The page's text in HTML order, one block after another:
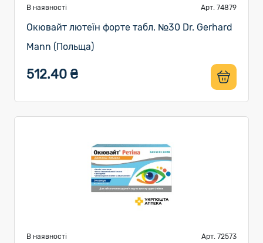
В наявності Арт. 74879
Окювайт лютеїн форте табл. №30 Dr. Gerhard
Mann (Польща)
512.40 ₴
В наявності Арт. 72573